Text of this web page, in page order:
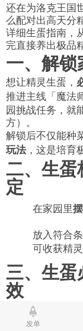
还在为洛克王国
么配对出高天分
详细生蛋指南，
完直接养出极品
一、解
想让精灵生蛋，
推进主线「魔法
园挑战任务，就
方）。
解锁后不仅能种
玩法 ，这是培育
二、生
定
在家园里
放入符合
可收获精灵
三、生
效
配对前提： 同
族才能繁育）；
发单